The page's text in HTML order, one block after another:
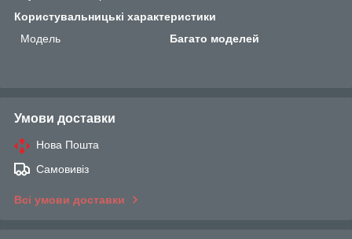
Користувальницькі характеристики
Мoдель
Багато моделей
Умови доставки
Нова Пошта
Самовивіз
Всі умови доставки